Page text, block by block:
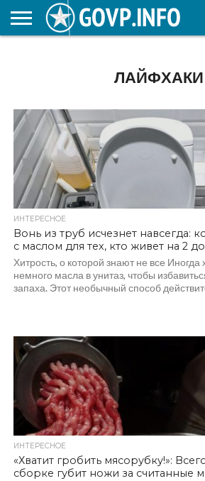
ЛАЙФХАКИ
ИНТЕРЕСНОЕ
Вонь из труб исчезнет навсегда:
с маслом для тех, кто живет на 2
Хитрость, о которой знают не все
немного масла в унитаз, чтобы
запаха. Этот необычный способ
ИНТЕРЕСНОЕ
«Хватит гробить мясорубку!»:
сборке губит ножи за считанные